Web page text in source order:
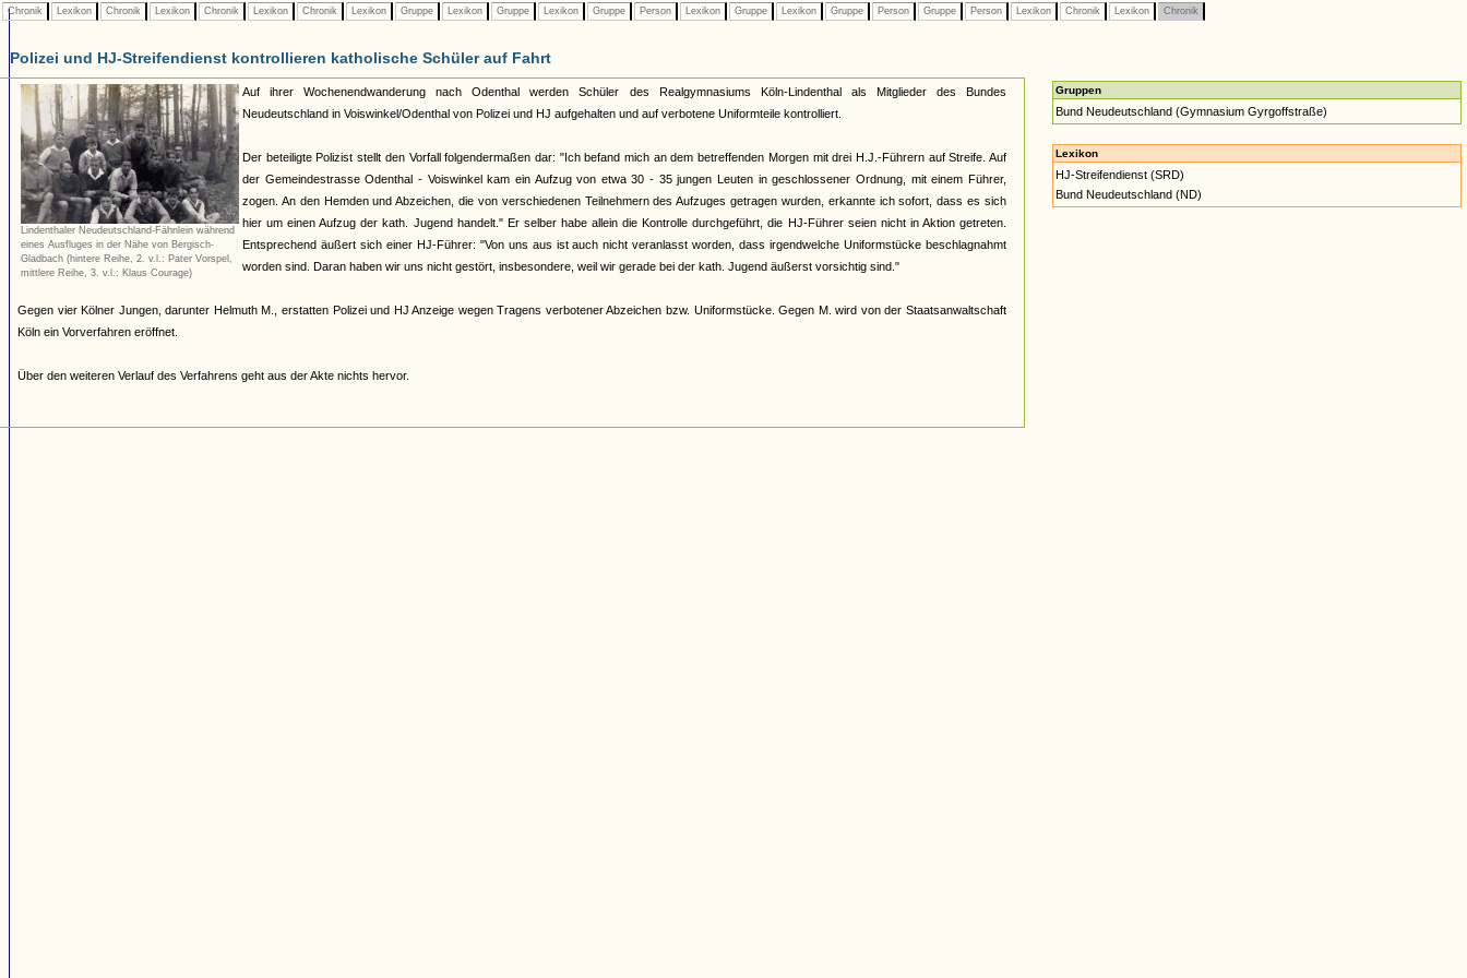
Chronik Lexikon Chronik Lexikon Chronik Lexikon Chronik Lexikon Gruppe Lexikon Gruppe Lexikon Gruppe Person Lexikon Gruppe Lexikon Gruppe Person Gruppe Person Lexikon Chronik Lexikon Chronik
Polizei und HJ-Streifendienst kontrollieren katholische Schüler auf Fahrt
Lindenthaler Neudeutschland-Fähnlein während
eines Ausfluges in der Nähe von Bergisch-
Gladbach (hintere Reihe, 2. v.l.: Pater Vorspel,
mittlere Reihe, 3. v.l.: Klaus Courage)
Auf ihrer Wochenendwanderung nach Odenthal werden Schüler des Realgymnasiums Köln-Lindenthal als Mitglieder des Bundes
Neudeutschland in Voiswinkel/Odenthal von Polizei und HJ aufgehalten und auf verbotene Uniformteile kontrolliert.
Der beteiligte Polizist stellt den Vorfall folgendermaßen dar: "Ich befand mich an dem betreffenden Morgen mit drei H.J.-Führern auf Streife. Auf
der Gemeindestrasse Odenthal - Voiswinkel kam ein Aufzug von etwa 30 - 35 jungen Leuten in geschlossener Ordnung, mit einem Führer,
zogen. An den Hemden und Abzeichen, die von verschiedenen Teilnehmern des Aufzuges getragen wurden, erkannte ich sofort, dass es sich
hier um einen Aufzug der kath. Jugend handelt." Er selber habe allein die Kontrolle durchgeführt, die HJ-Führer seien nicht in Aktion getreten.
Entsprechend äußert sich einer HJ-Führer: "Von uns aus ist auch nicht veranlasst worden, dass irgendwelche Uniformstücke beschlagnahmt
worden sind. Daran haben wir uns nicht gestört, insbesondere, weil wir gerade bei der kath. Jugend äußerst vorsichtig sind."
Gegen vier Kölner Jungen, darunter Helmuth M., erstatten Polizei und HJ Anzeige wegen Tragens verbotener Abzeichen bzw. Uniformstücke. Gegen M. wird von der Staatsanwaltschaft
Köln ein Vorverfahren eröffnet.
Über den weiteren Verlauf des Verfahrens geht aus der Akte nichts hervor.
Gruppen
Bund Neudeutschland (Gymnasium Gyrgoffstraße)
Lexikon
HJ-Streifendienst (SRD)
Bund Neudeutschland (ND)